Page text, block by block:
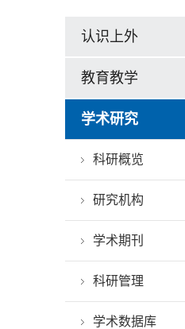
认识上外
教育教学
学术研究
科研概览
研究机构
学术期刊
科研管理
学术数据库